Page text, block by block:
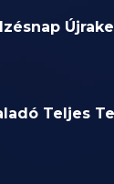
Teljes